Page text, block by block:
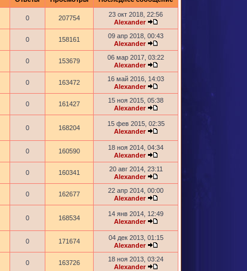
0 207754
23 окт 2018, 22:56
Alexander
0 158161
09 апр 2018, 00:43
Alexander
0 153679
06 мар 2017, 03:22
Alexander
0 163472
16 май 2016, 14:03
Alexander
0 161427
15 ноя 2015, 05:38
Alexander
0 168204
15 фев 2015, 02:35
Alexander
0 160590
18 ноя 2014, 04:34
Alexander
0 160341
20 авг 2014, 23:11
Alexander
0 162677
22 апр 2014, 00:00
Alexander
0 168534
14 янв 2014, 12:49
Alexander
0 171674
04 дек 2013, 01:15
Alexander
0 163726
18 ноя 2013, 03:24
Alexander